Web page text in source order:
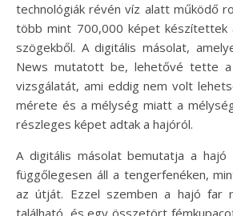
technológiák révén víz alatt működő
több mint 700,000 képet készítettek
szögekből. A digitális másolat,
News mutatott be, lehetővé tette
vizsgálatát, ami eddig nem volt
mérete és a mélység miatt a
részleges képet adtak a hajóról.
A digitális másolat bemutatja a
függőlegesen áll a tengerfenéken,
az útját. Ezzel szemben a hajó far
található, és egy összetört